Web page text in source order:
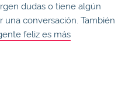
dudas o tiene algún
una conversación. También
feliz es más